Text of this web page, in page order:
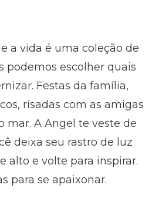
a vida é uma coleção de
podemos escolher quais
Festas da família,
risadas com as amigas
mar. A Angel te veste de
deixa seu rastro de luz
alto e volte para inspirar.
para se apaixonar.